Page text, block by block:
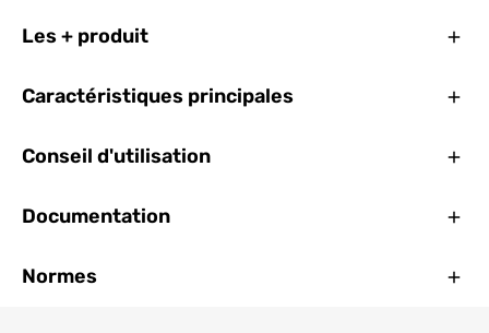
Les + produit
Caractéristiques principales
Conseil d'utilisation
Documentation
Normes